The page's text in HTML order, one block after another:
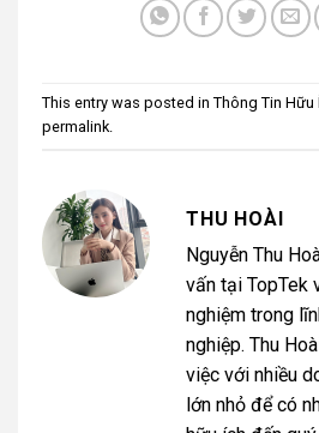
This entry was posted in Thông Tin Hữu
permalink.
THU HOÀI
Nguyễn Thu
vấn tại TopTek
nghiệm trong
nghiệp. Thu
việc với nhiều
lớn nhỏ để có